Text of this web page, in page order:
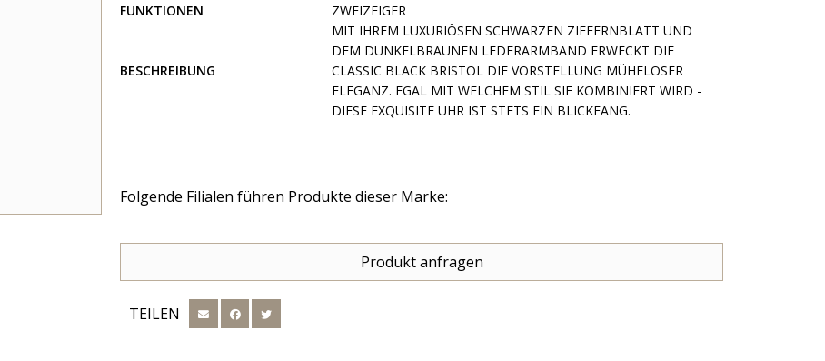
FUNKTIONEN
ZWEIZEIGER
BESCHREIBUNG
MIT IHREM LUXURIÖSEN SCHWARZEN ZIFFERNBLATT UND
DEM DUNKELBRAUNEN LEDERARMBAND ERWECKT DIE
CLASSIC BLACK BRISTOL DIE VORSTELLUNG MÜHELOSER
ELEGANZ. EGAL MIT WELCHEM STIL SIE KOMBINIERT WIRD -
DIESE EXQUISITE UHR IST STETS EIN BLICKFANG.
Folgende Filialen führen Produkte dieser Marke:
Produkt anfragen
TEILEN